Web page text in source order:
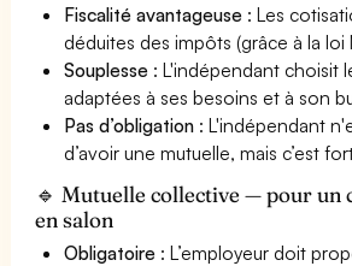
Fiscalité avantageuse : Les
déduites des impôts (grâce à la loi
Souplesse : L'indépendant choisit
adaptées à ses besoins et à son
Pas d’obligation : L'indépendant
d’avoir une mutuelle, mais c’est
🔹 Mutuelle collective — pour un
en salon
Obligatoire : L’employeur doit